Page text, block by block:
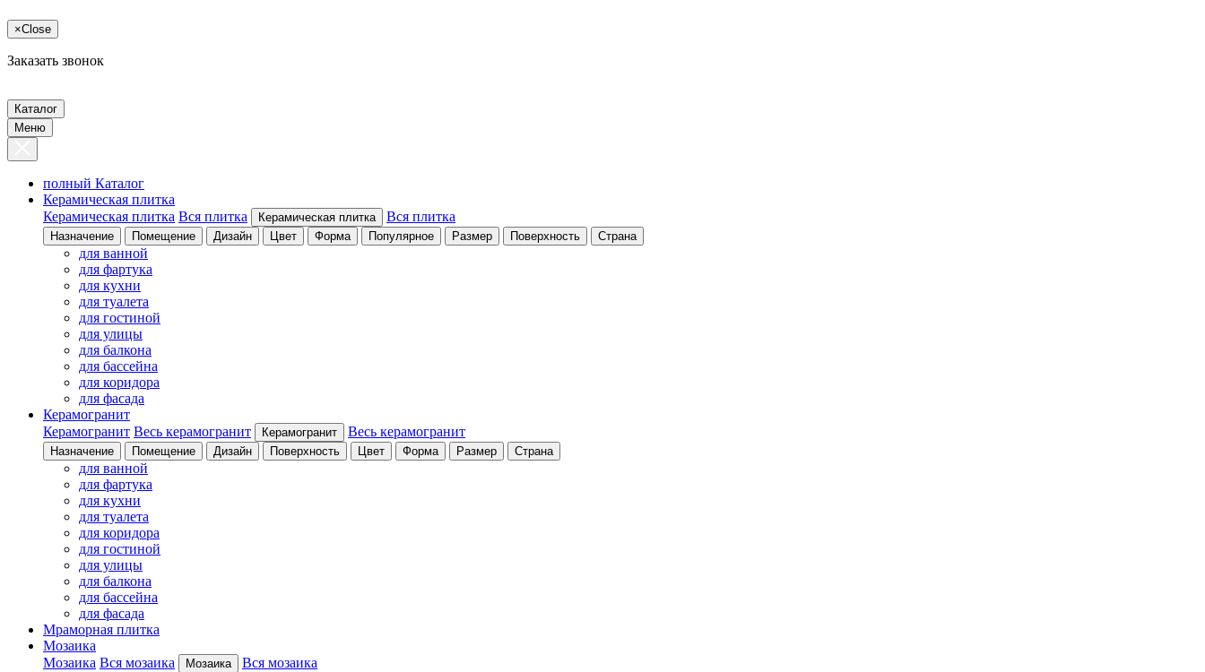
×Close
Заказать звонок
Каталог
Меню
полный Каталог
Керамическая плитка
Керамическая плитка Вся плитка Керамическая плитка Вся плитка
Назначение Помещение Дизайн Цвет Форма Популярное Размер Поверхность Страна
для ванной
для фартука
для кухни
для туалета
для гостиной
для улицы
для балкона
для бассейна
для коридора
для фасада
Керамогранит
Керамогранит Весь керамогранит Керамогранит Весь керамогранит
Назначение Помещение Дизайн Поверхность Цвет Форма Размер Страна
для ванной
для фартука
для кухни
для туалета
для коридора
для гостиной
для улицы
для балкона
для бассейна
для фасада
Мраморная плитка
Мозаика
Мозаика Вся мозаика Мозаика Вся мозаика